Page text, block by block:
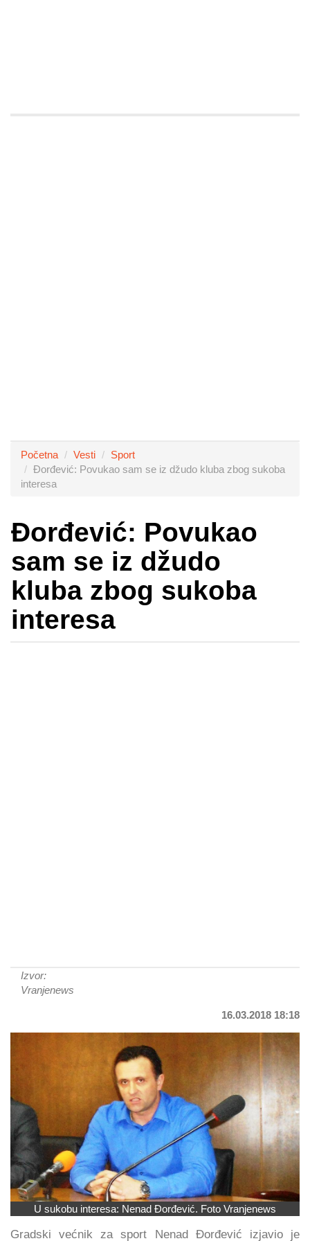
Početna Vesti
Sport
Đorđević: Povukao sam se iz džudo kluba zbog sukoba
interesa
Đorđević: Povukao
sam se iz džudo
kluba zbog sukoba
interesa
Izvor:
Vranjenews
16.03.2018 18:18
U sukobu interesa: Nenad Đorđević. Foto Vranjenews
Gradski većnik za sport Nenad Đorđević izjavio je